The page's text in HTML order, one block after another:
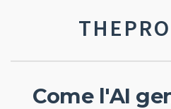
Come l'AI